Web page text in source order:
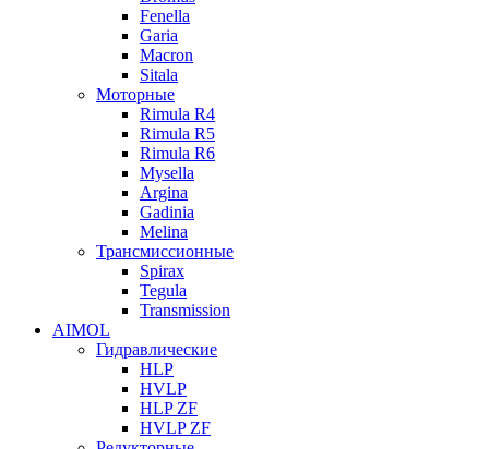
Fenella
Garia
Macron
Sitala
Моторные
Rimula R4
Rimula R5
Rimula R6
Mysella
Argina
Gadinia
Melina
Трансмиссионные
Spirax
Tegula
Transmission
AIMOL
Гидравлические
HLP
HVLP
HLP ZF
HVLP ZF